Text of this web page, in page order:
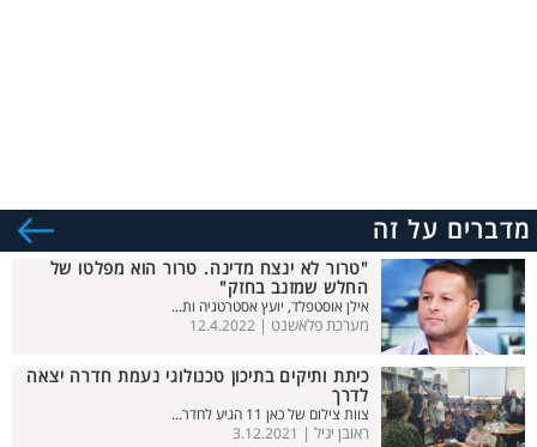
מדברים על זה
"טרור לא ינצח מדינה. טרור הוא מפלטו של
החלש שמזנב בחזק"
אילן אוסטפלד, יועץ אסטרטגיה ות...
מערכת פלאשנט | 12.4.2022
כיתת ותיקים בתיכון טכנולוגי נעמת חדרה יצאה
לדרך
צוות צילום של כאן 11 הגיע לחדר...
ראובן יגיל | 3.12.2021